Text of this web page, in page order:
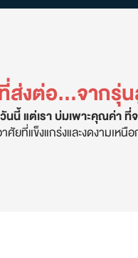
งต่อ...จากรุ่
นนี้ แต่เรา บ่มเพาะคุณค่า
ยที่แข็งแกร่งและงดงามเหนือ